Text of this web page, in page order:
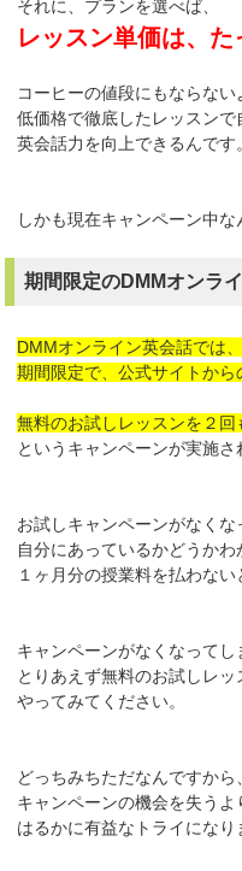
それに、プランを選べば、
レッスン単価は、
コーヒーの値段にもならない
低価格で徹底したレッスンで
英会話力を向上できるんです
しかも現在キャンペーン中な
期間限定のDMMオンラ
DMMオンライン英会話では、
期間限定で、公式サイトから
無料のお試しレッスンを２回
というキャンペーンが実施さ
お試しキャンペーンがなくな
自分にあっているかどうかわ
１ヶ月分の授業料を払わない
キャンペーンがなくなってし
とりあえず無料のお試しレッ
やってみてください。
どっちみちただなんですから
キャンペーンの機会を失うよ
はるかに有益なトライになり